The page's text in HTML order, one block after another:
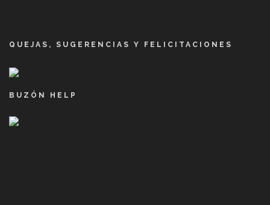
QUEJAS, SUGERENCIAS Y FELICITACIONES
BUZÓN HELP